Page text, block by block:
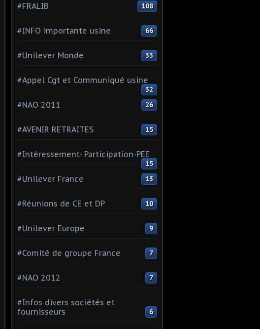
#FRALIB 108
#INFO importante usine 66
#Unilever Monde 33
#Appel Cgt et Communiqué usine
32
#NAO 2011 26
#AVENIR RETRAITES 15
#Intéressement- Participation-PEE
15
#Unilever France 13
#Réunions de CE et DP 10
#Unilever Europe 9
#Comité de groupe France 7
#NAO 2012 7
#Infos divers sociétés et
fournisseurs
6